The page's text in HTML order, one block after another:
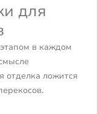
для
в каждом
ложится